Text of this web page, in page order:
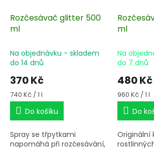
Rozčesávač glitter 500
ml
Na objednávku - skladem
do 14 dnů
370 Kč
Měrná
cena:
740 Kč / 1 l
Do košíku
Spray se třpytkami
napomáhá při rozčesávání,
ml
Na
do 7 dnů
480 Kč
Měrná
cena:
960 Kč / 1 l
Do
Originální